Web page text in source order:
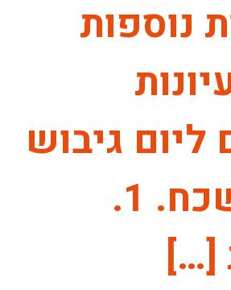
נוספות
גיבוש
בלתי נשכח. 1.
[…]